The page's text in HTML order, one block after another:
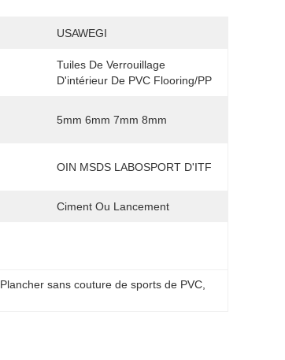
USAWEGI
Tuiles De Verrouillage
D'intérieur De PVC Flooring/PP
5mm 6mm 7mm 8mm
OIN MSDS LABOSPORT D'ITF
Ciment Ou Lancement
Plancher sans couture de sports de PVC